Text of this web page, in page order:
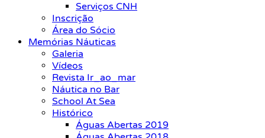
Serviços CNH
Inscrição
Área do Sócio
Memórias Náuticas
Galeria
Vídeos
Revista Ir_ao_mar
Náutica no Bar
School At Sea
Histórico
Águas Abertas 2019